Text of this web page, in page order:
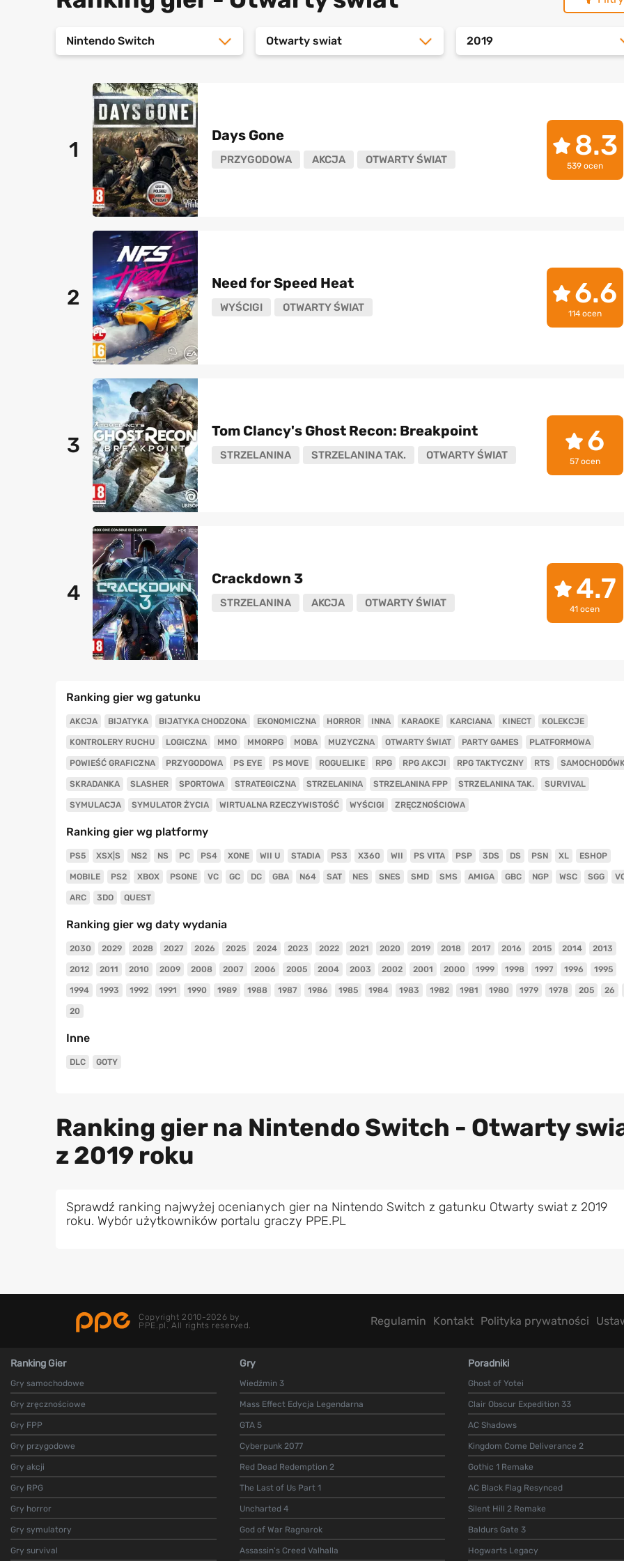
Nintendo Switch Otwarty swiat 2019
1
Days Gone
PRZYGODOWA AKCJA OTWARTY ŚWIAT 8.3
539 ocen
2
Need for Speed Heat
WYŚCIGI OTWARTY ŚWIAT 6.6
114 ocen
3
Tom Clancy's Ghost Recon: Breakpoint
STRZELANINA STRZELANINA TAK. OTWARTY ŚWIAT 6
57 ocen
4
Crackdown 3
STRZELANINA AKCJA OTWARTY ŚWIAT 4.7
41 ocen
Ranking gier wg gatunku
AKCJA BIJATYKA BIJATYKA CHODZONA EKONOMICZNA HORROR INNA KARAOKE KARCIANA KINECT KOLEKCJE
KONTROLERY RUCHU LOGICZNA MMO MMORPG MOBA MUZYCZNA OTWARTY ŚWIAT PARTY GAMES PLATFORMOWA
POWIEŚĆ GRAFICZNA PRZYGODOWA PS EYE PS MOVE ROGUELIKE RPG RPG AKCJI RPG TAKTYCZNY RTS
SKRADANKA SLASHER SPORTOWA STRATEGICZNA STRZELANINA STRZELANINA FPP STRZELANINA TAK. SURVIVAL
SYMULACJA SYMULATOR ŻYCIA WIRTUALNA RZECZYWISTOŚĆ WYŚCIGI ZRĘCZNOŚCIOWA
Ranking gier wg platformy
PS5 XSX|S NS2 NS PC PS4 XONE WII U STADIA PS3 X360 WII PS VITA PSP 3DS DS PSN XL ESHOP
MOBILE PS2 XBOX PSONE VC GC DC GBA N64 SAT NES SNES SMD SMS AMIGA GBC NGP WSC SGG
ARC 3DO QUEST
Ranking gier wg daty wydania
2030 2029 2028 2027 2026 2025 2024 2023 2022 2021 2020 2019 2018 2017 2016 2015 2014 2013
2012 2011 2010 2009 2008 2007 2006 2005 2004 2003 2002 2001 2000 1999 1998 1997 1996 1995
1994 1993 1992 1991 1990 1989 1988 1987 1986 1985 1984 1983 1982 1981 1980 1979 1978 205 26
20
Inne
DLC GOTY
Ranking gier na Nintendo Switch - Otwarty
z 2019 roku
Sprawdź ranking najwyżej ocenianych gier na Nintendo Switch z gatunku Otwarty swiat z 2019
roku. Wybór użytkowników portalu graczy PPE.PL
Copyright 2010-2026 by
PPE.pl. All rights reserved.
Regulamin Kontakt Polityka prywatności
Ranking Gier
Gry samochodowe
Gry zręcznościowe
Gry FPP
Gry przygodowe
Gry akcji
Gry RPG
Gry horror
Gry symulatory
Gry survival
Gry
Wiedźmin 3
Mass Effect Edycja Legendarna
GTA 5
Cyberpunk 2077
Red Dead Redemption 2
The Last of Us Part 1
Uncharted 4
God of War Ragnarok
Assassin's Creed Valhalla
Poradniki
Ghost of Yotei
Clair Obscur Expedition 33
AC Shadows
Kingdom Come Deliverance 2
Gothic 1 Remake
AC Black Flag Resynced
Silent Hill 2 Remake
Baldurs Gate 3
Hogwarts Legacy